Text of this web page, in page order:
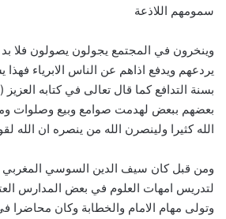
سمومهم اللاذعة
وينخرون في المجتمع يجولون يصولون فلا
يردعهم ويدفع اذاهم عن الناس الابرياء
بسنة التدافع كما قال تعالى في كتابه العزيز
بعضهم ببعض لهدمت صوامع وبيع وصلوات
الله كثيرا ولينصرن الله من ينصره ان الله
ومن قبل كان سيف الدين السوسي المغربي
لتدريس امهات العلوم في بعض المدارس
وتولى مهام الامام والخطابة وكان محاضرا